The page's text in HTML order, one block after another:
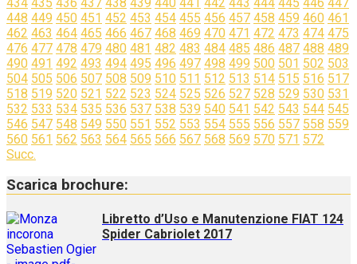
448 449 450 451 452 453 454 455 456 457 458 459 460 461
462 463 464 465 466 467 468 469 470 471 472 473 474 475
476 477 478 479 480 481 482 483 484 485 486 487 488 489
490 491 492 493 494 495 496 497 498 499 500 501 502 503
504 505 506 507 508 509 510 511 512 513 514 515 516 517
518 519 520 521 522 523 524 525 526 527 528 529 530 531
532 533 534 535 536 537 538 539 540 541 542 543 544 545
546 547 548 549 550 551 552 553 554 555 556 557 558 559
560 561 562 563 564 565 566 567 568 569 570 571 572
Succ.
Scarica brochure:
Libretto d’Uso e Manutenzione FIAT 124
Spider Cabriolet 2017